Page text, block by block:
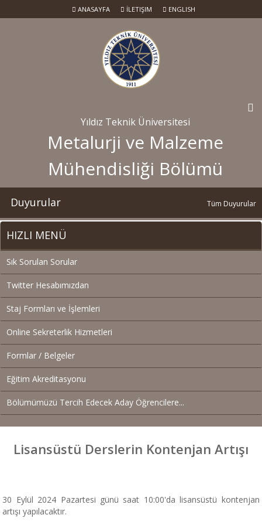
ANASAYFA İLETIŞIM ENGLISH
Yıldız Teknik Üniversitesi
Metalurji ve Malzeme
Mühendisliği Bölümü
Duyurular Tüm Duyurular
HIZLI MENÜ
Sık Sorulan Sorular
Twitter Hesabımızdan
Staj Formları ve İşlemleri
Online Sekreterlik Hizmetleri
Formlar / Belgeler
Eğitim Akreditasyonu
Bölümümüzü Tercih Edecek Aday Öğrencilere...
Lisansüstü Derslerin Kontenjan Artışı
30 Eylül 2024 Pazartesi günü saat 10:00'da lisansüstü kontenjan
artışı yapılacaktır.